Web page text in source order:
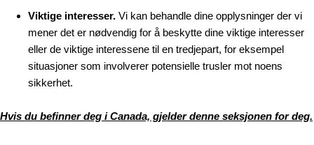
Viktige interesser. Vi kan behandle dine opplysninger der vi
mener det er nødvendig for å beskytte dine viktige interesser
eller de viktige interessene til en tredjepart, for eksempel
situasjoner som involverer potensielle trusler mot noens
sikkerhet.
Hvis du befinner deg i Canada, gjelder denne seksjonen for deg.